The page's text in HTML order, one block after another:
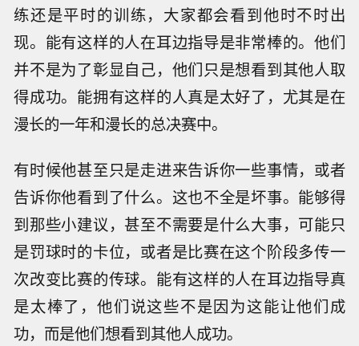
练还是平时的训练，大家都会看到他时不时出
现。能有这样的人在耳边指导是非常棒的。他们
并不是为了彰显自己，他们只是想看到其他人取
得成功。能拥有这样的人真是太好了，尤其是在
漫长的一年和漫长的总决赛中。
有时候他甚至只是走进来告诉你一些事情，或者
告诉你他看到了什么。这也不全是坏事。能够得
到那些小建议，甚至不需要是什么大事，可能只
是罚球时的卡位，或者是比赛在这个阶段多传一
次改变比赛的传球。能有这样的人在耳边指导真
是太棒了，他们说这些不是因为这能让他们成
功，而是他们想看到其他人成功。